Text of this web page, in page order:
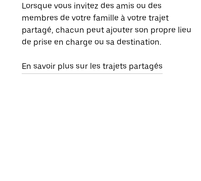
Lorsque vous invitez des amis ou des
membres de votre famille à votre trajet
partagé, chacun peut ajouter son propre lieu
de prise en charge ou sa destination.
En savoir plus sur les trajets partagés